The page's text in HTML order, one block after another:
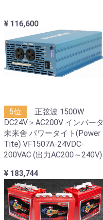
¥ 116,600
5位
正弦波 1500W
DC24V＞AC200V インバータ
未来舎 パワータイト(Power
Tite) VF1507A-24VDC-
200VAC (出力AC200～240V)
¥ 183,744